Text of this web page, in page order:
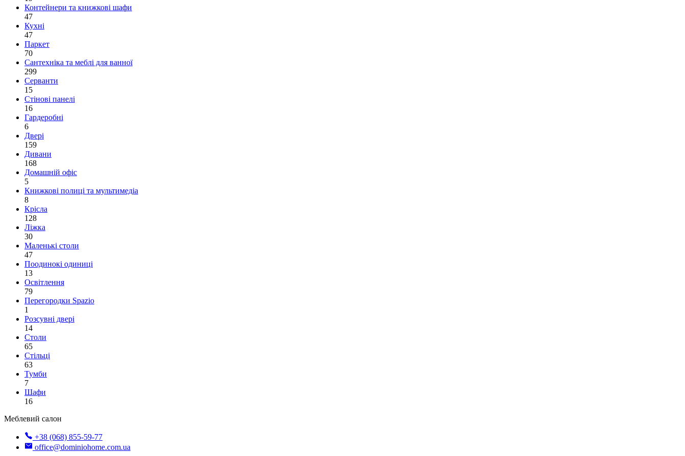
Контейнери та книжкові шафи
47
Кухні
47
Паркет
70
Сантехніка та меблі для ванної
299
Серванти
15
Стінові панелі
16
Гардеробні
6
Двері
159
Дивани
168
Домашній офіс
5
Книжкові полиці та мультимедіа
8
Крісла
128
Ліжка
30
Маленькі столи
47
Поодинокі одиниці
13
Освітлення
79
Перегородки Spazio
1
Розсувні двері
14
Столи
65
Стільці
63
Тумби
7
Шафи
16
Меблевий салон
+38 (068) 855-59-77
office@dominiohome.com.ua